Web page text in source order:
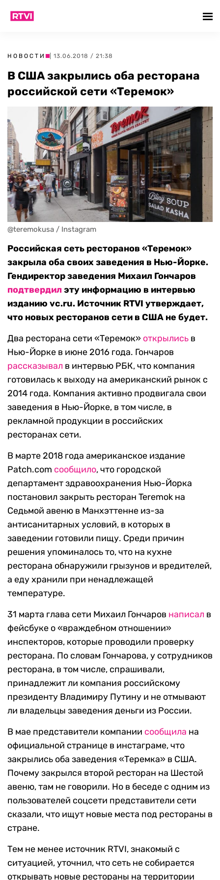
НОВОСТИ | 13.06.2018 / 21:38
В США закрылись оба ресторана
российской сети «Теремок»
@teremokusa / Instagram
Российская сеть ресторанов «Теремок»
закрыла оба своих заведения в Нью-Йорке.
Гендиректор заведения Михаил Гончаров
подтвердилэту информацию в интервью
изданию vc.ru. Источник RTVI утверждает,
что новых ресторанов сети в США не будет.
Два ресторана сети «Теремок» открылись в
Нью-Йорке в июне 2016 года. Гончаров
рассказывал в интервью РБК, что компания
готовилась к выходу на американский рынок с
2014 года. Компания активно продвигала свои
заведения в Нью-Йорке, в том числе, в
рекламной продукции в российских
ресторанах сети.
В марте 2018 года американское издание
Patch.com сообщило, что городской
департамент здравоохранения Нью-Йорка
постановил закрыть ресторан Teremok на
Седьмой авеню в Манхэттенне из-за
антисанитарных условий, в которых в
заведении готовили пищу. Среди причин
решения упоминалось то, что на кухне
ресторана обнаружили грызунов и вредителей,
а еду хранили при ненадлежащей
температуре.
31 марта глава сети Михаил Гончаров написал в
фейсбуке о «враждебном отношении»
инспекторов, которые проводили проверку
ресторана. По словам Гончарова, у сотрудников
ресторана, в том числе, спрашивали,
принадлежит ли компания российскому
президенту Владимиру Путину и не отмывают
ли владельцы заведения деньги из России.
В мае представители компании сообщила на
официальной странице в инстаграме, что
закрылись оба заведения «Теремка» в США.
Почему закрылся второй ресторан на Шестой
авеню, там не говорили. Но в беседе с одним из
пользователей соцсети представители сети
сказали, что ищут новые места под рестораны в
стране.
Тем не менее источник RTVI, знакомый с
ситуацией, уточнил, что сеть не собирается
открывать новые рестораны на территории